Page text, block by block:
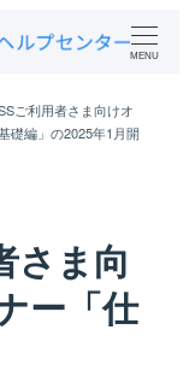
MENU
ご利用者さま向けオ
礎編」の2025年1月開
さま向
ー「仕